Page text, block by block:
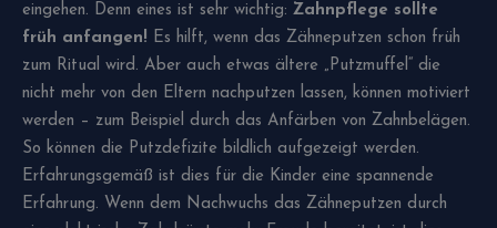
eingehen. Denn eines ist sehr wichtig: Zahnpflege sollte
früh anfangen! Es hilft, wenn das Zähneputzen schon früh
zum Ritual wird. Aber auch etwas ältere „Putzmuffel“ die
nicht mehr von den Eltern nachputzen lassen, können motiviert
werden – zum Beispiel durch das Anfärben von Zahnbelägen.
So können die Putzdefizite bildlich aufgezeigt werden.
Erfahrungsgemäß ist dies für die Kinder eine spannende
Erfahrung. Wenn dem Nachwuchs das Zähneputzen durch